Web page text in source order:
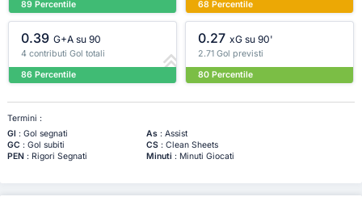
89 Percentile
68 Percentile
0.39 G+A su 90
4 contributi Gol totali
86 Percentile
0.27 xG su 90'
2.71 Gol previsti
80 Percentile
Termini :
Gl : Gol segnati As: Assist
GC : Gol subiti CS: Clean Sheets
PEN: Rigori Segnati Minuti : Minuti Giocati